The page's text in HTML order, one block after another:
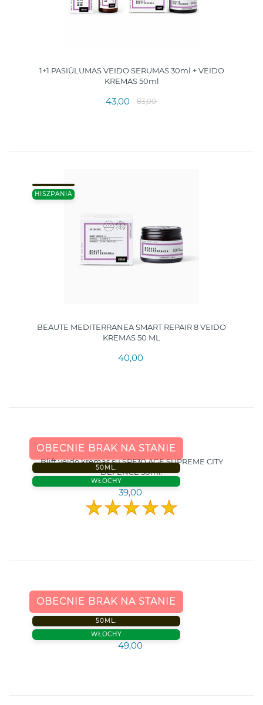
1+1 PASIŪLUMAS VEIDO SERUMAS 30ml + VEIDO
KREMAS 50ml
43,00 83,00
HISZPANIA
BEAUTE MEDITERRANEA SMART REPAIR 8 VEIDO
KREMAS 50 ML
40,00
OBECNIE BRAK NA STANIE
50ML.
WŁOCHY
Blift veido kremas su SPF30 AGE SUPREME CITY
DEFENCE 50ml.
39,00
OBECNIE BRAK NA STANIE
50ML.
WŁOCHY
49,00